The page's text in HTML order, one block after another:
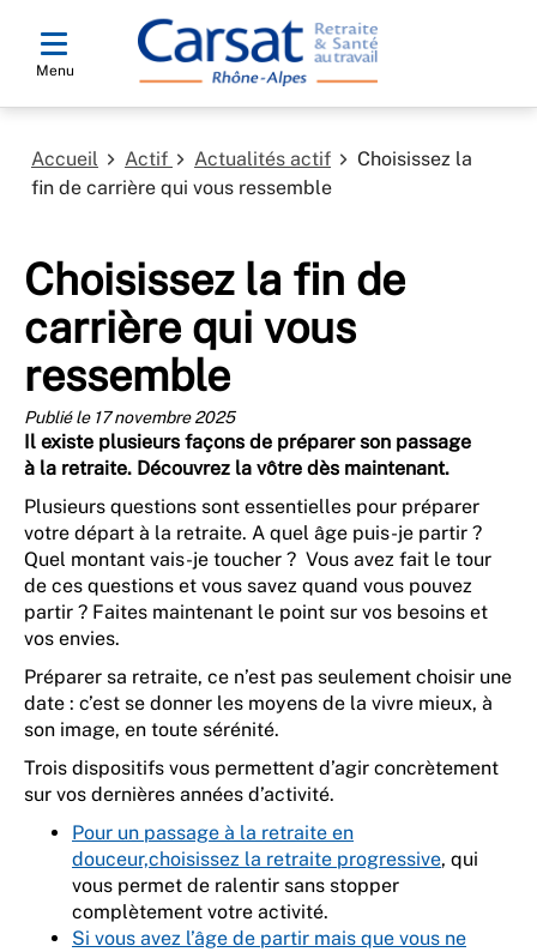
Menu
Accueil Actif Actualités actif
Choisissez la
fin de carrière qui vous ressemble
Choisissez la fin de
carrière qui vous
ressemble
Publié le 17 novembre 2025
Il existe plusieurs façons de préparer son passage
à la retraite. Découvrez la vôtre dès maintenant.
Plusieurs questions sont essentielles pour préparer
votre départ à la retraite. A quel âge puis-je partir ?
Quel montant vais-je toucher ? Vous avez fait le tour
de ces questions et vous savez quand vous pouvez
partir ? Faites maintenant le point sur vos besoins et
vos envies.
Préparer sa retraite, ce n’est pas seulement choisir une
date : c’est se donner les moyens de la vivre mieux, à
son image, en toute sérénité.
Trois dispositifs vous permettent d’agir concrètement
sur vos dernières années d’activité.
Pour un passage à la retraite en
douceur,choisissez la retraite progressive, qui
vous permet de ralentir sans stopper
complètement votre activité.
Si vous avez l’âge de partir mais que vous ne